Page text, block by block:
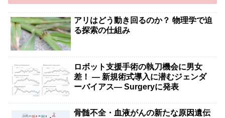
アリはどう動き回るのか？ 物理学で迫
る探索の仕組み
ロボット支援手術の執刀機会に男女
差！ — 新規術式導入に潜むジェンダ
ーバイアス— Surgeryに発表
骨髄不全・血液がんの新たな原因遺伝